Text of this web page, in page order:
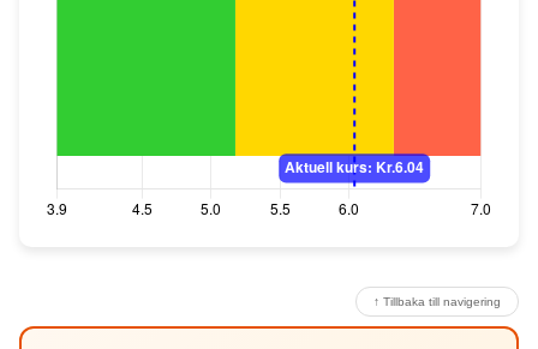
↑ Tillbaka till navigering